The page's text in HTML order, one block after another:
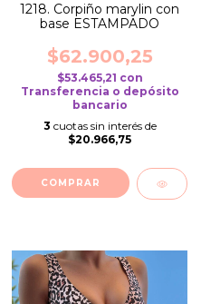
1218. Corpiño marylin con
base ESTAMPADO
$62.900,25
$53.465,21 con
Transferencia o depósito
bancario
3 cuotas sin interés de
$20.966,75
COMPRAR